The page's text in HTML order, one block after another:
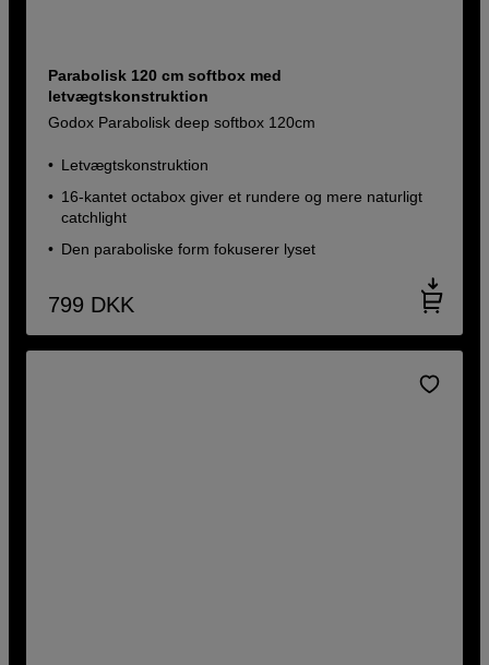
Parabolisk 120 cm softbox med
letvægtskonstruktion
Godox Parabolisk deep softbox 120cm
Letvægtskonstruktion
16-kantet octabox giver et rundere og mere naturligt
catchlight
Den paraboliske form fokuserer lyset
799 DKK